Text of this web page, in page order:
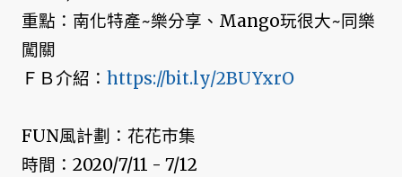
重點：南化特產~樂分享、Mango玩很大~同樂
闖關
ＦＢ介紹： https://bit.ly/2BUYxrO
FUN風計劃：花花市集
時間：2020/7/11 - 7/12